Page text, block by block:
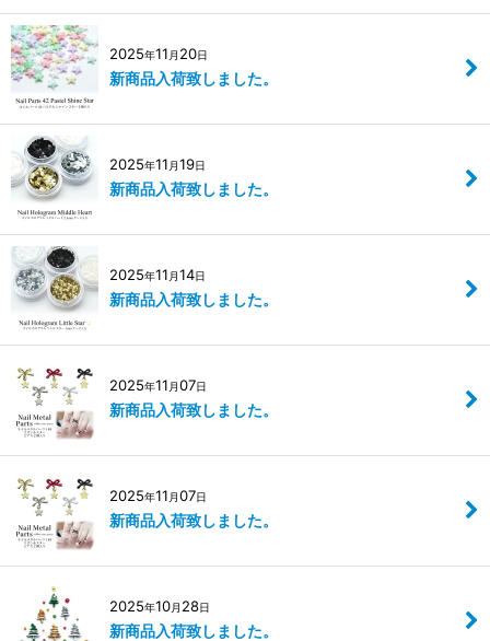
2025年11 月 20日
新商品入荷致しました。
2025年11 月19日
新商品入荷致しました。
2025年11 月14日
新商品入荷致しました。
2025年11 月07日
新商品入荷致しました。
2025年11 月07日
新商品入荷致しました。
2025年10月 28日
新商品入荷致しました。